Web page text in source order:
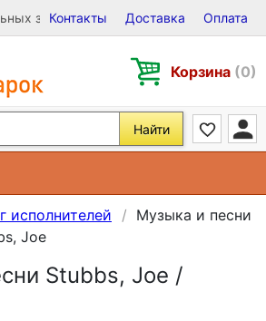
записей на Виниле, CD и DVD
Контакты Доставка Оплата
Корзина (0)
Найти
исполнителей
Музыка и песни
Joe
Stubbs, Joe /